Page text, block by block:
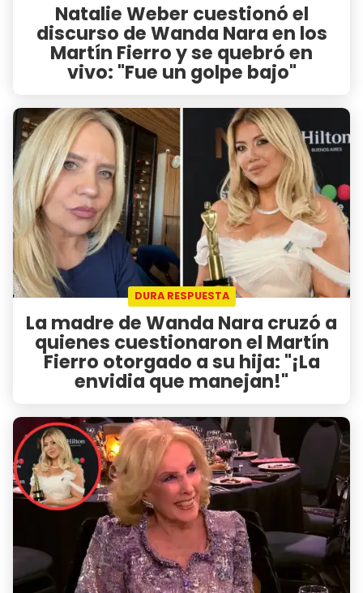
Natalie Weber cuestionó el
discurso de Wanda Nara en los
Martín Fierro y se quebró en
vivo: "Fue un golpe bajo"
DURA RESPUESTA
La madre de Wanda Nara cruzó a
quienes cuestionaron el Martín
Fierro otorgado a su hija: "¡La
envidia que manejan!"